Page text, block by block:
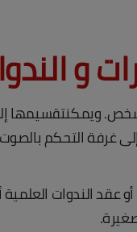
و
المحاضرات تستوعب 200
غرفة التحكم
الندوات العلمية